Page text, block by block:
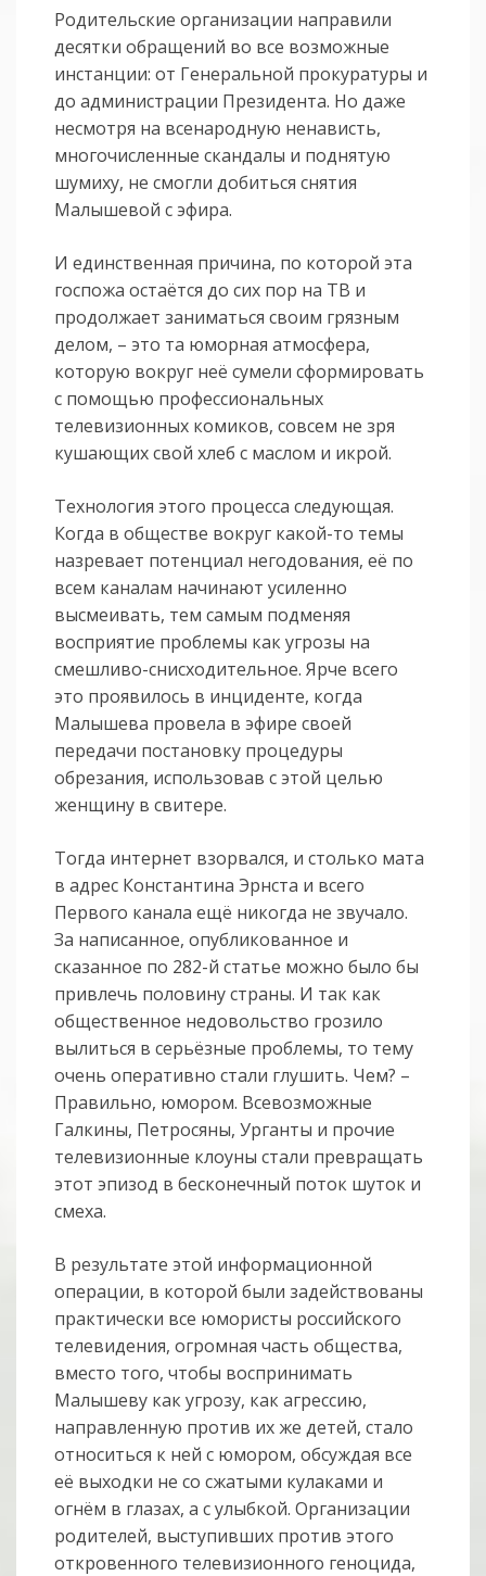
Родительские организации направили
десятки обращений во все возможные
инстанции: от Генеральной прокуратуры и
до администрации Президента. Но даже
несмотря на всенародную ненависть,
многочисленные скандалы и поднятую
шумиху, не смогли добиться снятия
Малышевой с эфира.
И единственная причина, по которой эта
госпожа остаётся до сих пор на ТВ и
продолжает заниматься своим грязным
делом, – это та юморная атмосфера,
которую вокруг неё сумели сформировать
с помощью профессиональных
телевизионных комиков, совсем не зря
кушающих свой хлеб с маслом и икрой.
Технология этого процесса следующая.
Когда в обществе вокруг какой-то темы
назревает потенциал негодования, её по
всем каналам начинают усиленно
высмеивать, тем самым подменяя
восприятие проблемы как угрозы на
смешливо-снисходительное. Ярче всего
это проявилось в инциденте, когда
Малышева провела в эфире своей
передачи постановку процедуры
обрезания, использовав с этой целью
женщину в свитере.
Тогда интернет взорвался, и столько мата
в адрес Константина Эрнста и всего
Первого канала ещё никогда не звучало.
За написанное, опубликованное и
сказанное по 282-й статье можно было бы
привлечь половину страны. И так как
общественное недовольство грозило
вылиться в серьёзные проблемы, то тему
очень оперативно стали глушить. Чем? –
Правильно, юмором. Всевозможные
Галкины, Петросяны, Урганты и прочие
телевизионные клоуны стали превращать
этот эпизод в бесконечный поток шуток и
смеха.
В результате этой информационной
операции, в которой были задействованы
практически все юмористы российского
телевидения, огромная часть общества,
вместо того, чтобы воспринимать
Малышеву как угрозу, как агрессию,
направленную против их же детей, стало
относиться к ней с юмором, обсуждая все
её выходки не со сжатыми кулаками и
огнём в глазах, а с улыбкой. Организации
родителей, выступивших против этого
откровенного телевизионного геноцида,